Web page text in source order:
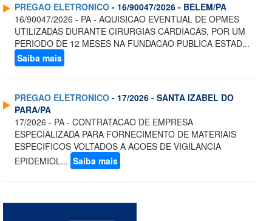
PREGAO ELETRONICO - 16/90047/2026 - BELEM/PA
16/90047/2026 - PA - AQUISICAO EVENTUAL DE OPMES
UTILIZADAS DURANTE CIRURGIAS CARDIACAS, POR UM
PERIODO DE 12 MESES NA FUNDACAO PUBLICA ESTAD...
Saiba mais
PREGAO ELETRONICO - 17/2026 - SANTA IZABEL DO
PARA/PA
17/2026 - PA - CONTRATACAO DE EMPRESA
ESPECIALIZADA PARA FORNECIMENTO DE MATERIAIS
ESPECIFICOS VOLTADOS A ACOES DE VIGILANCIA
EPIDEMIOL... Saiba mais